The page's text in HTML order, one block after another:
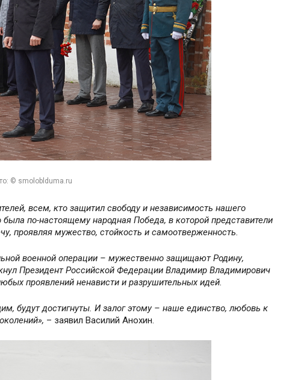
© smoloblduma.ru
всем, кто защитил свободу и независимость нашего
по-настоящему народная Победа, в которой представители
проявляя мужество, стойкость и самоотверженность.
военной операции – мужественно защищают Родину,
Президент Российской Федерации Владимир Владимирович
проявлений ненависти и разрушительных идей.
будут достигнуты. И залог этому – наше единство, любовь к
– заявил Василий Анохин.